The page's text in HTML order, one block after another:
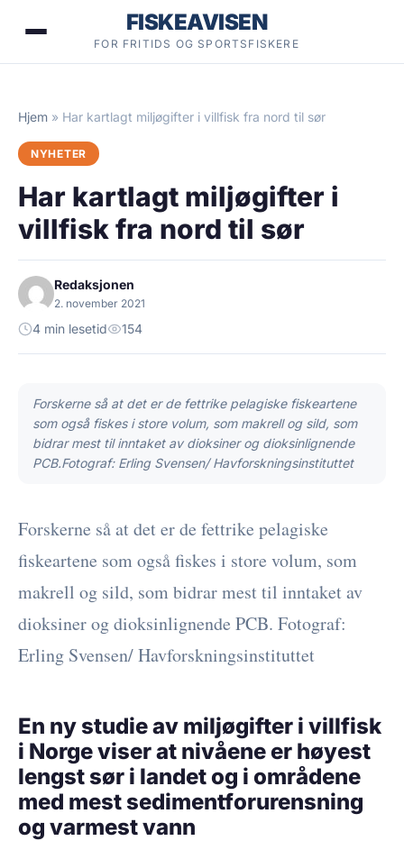
FISKEAVISEN
FOR FRITIDS OG SPORTSFISKERE
Hjem » Har kartlagt miljøgifter i villfisk fra nord til sør
NYHETER
Har kartlagt miljøgifter i
villfisk fra nord til sør
Redaksjonen
2. november 2021
4 min lesetid 154
Forskerne så at det er de fettrike pelagiske fiskeartene
som også fiskes i store volum, som makrell og sild, som
bidrar mest til inntaket av dioksiner og dioksinlignende
PCB.Fotograf: Erling Svensen/ Havforskningsinstituttet
Forskerne så at det er de fettrike pelagiske
fiskeartene som også fiskes i store volum, som
makrell og sild, som bidrar mest til inntaket av
dioksiner og dioksinlignende PCB. Fotograf:
Erling Svensen/ Havforskningsinstituttet
En ny studie av miljøgifter i villfisk
i Norge viser at nivåene er høyest
lengst sør i landet og i områdene
med mest sedimentforurensning
og varmest vann